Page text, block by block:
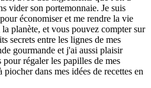
vider son portemonnaie. Je suis
économiser et me rendre la vie
planète, et vous pouvez compter sur
secrets entre les lignes de mes
gourmande et j'ai aussi plaisir
régaler les papilles de mes
dans mes idées de recettes en